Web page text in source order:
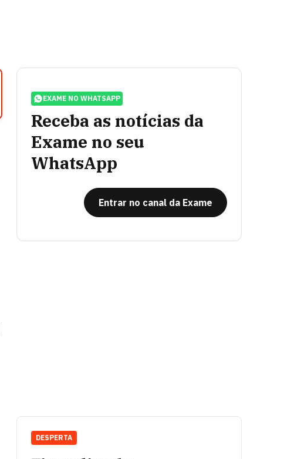
EXAME NO WHATSAPP
Receba as notícias da
Exame no seu
WhatsApp
Entrar no canal da Exame
DESPERTA